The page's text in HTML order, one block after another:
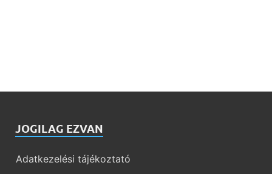
JOGILAG EZVAN
Adatkezelési tájékoztató